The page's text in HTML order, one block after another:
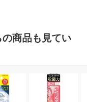
商品も見てい